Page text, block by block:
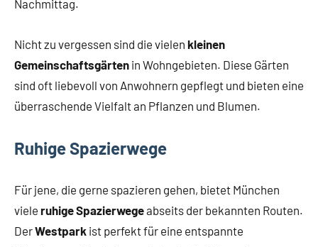
Nachmittag.
Nicht zu vergessen sind die vielen kleinen
Gemeinschaftsgärten in Wohngebieten. Diese Gärten
sind oft liebevoll von Anwohnern gepflegt und bieten eine
überraschende Vielfalt an Pflanzen und Blumen.
Ruhige Spazierwege
Für jene, die gerne spazieren gehen, bietet München
viele ruhige Spazierwegeabseits der bekannten Routen.
DerWestpark ist perfekt für eine entspannte